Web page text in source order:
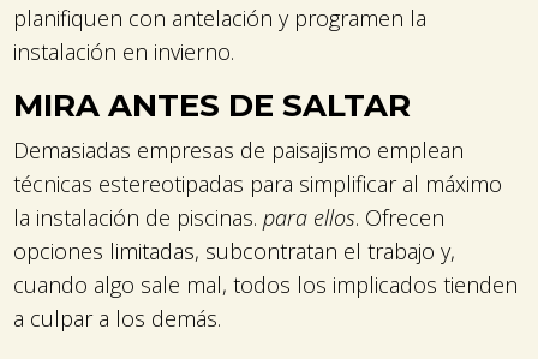
planifiquen con antelación y programen la
instalación en invierno.
MIRA ANTES DE SALTAR
Demasiadas empresas de paisajismo emplean
técnicas estereotipadas para simplificar al máximo
la instalación de piscinas.para ellos. Ofrecen
opciones limitadas, subcontratan el trabajo y,
cuando algo sale mal, todos los implicados tienden
a culpar a los demás.